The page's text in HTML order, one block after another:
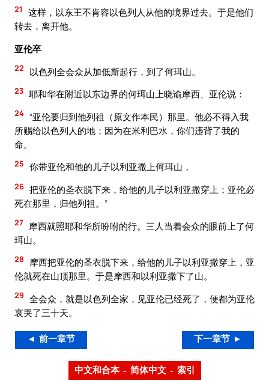
21
这样，以东王不肯容以色列人从他的境界过去。于是他们
转去，离开他。
亚伦卒
22 以色列全会众从加低斯起行，到了何珥山。
23 耶和华在附近以东边界的何珥山上晓谕摩西、亚伦说：
24 “亚伦要归到他列祖（原文作本民）那里。他必不得入我
所赐给以色列人的地；因为在米利巴水，你们违背了我的
命。
25 你带亚伦和他的儿子以利亚撒上何珥山，
26 把亚伦的圣衣脱下来，给他的儿子以利亚撒穿上；亚伦必
死在那里，归他列祖。”
27 摩西就照耶和华所吩咐的行。三人当着会众的眼前上了何
珥山。
28
摩西把亚伦的圣衣脱下来，给他的儿子以利亚撒穿上，亚
伦就死在山顶那里。于是摩西和以利亚撒下了山。
29 全会众，就是以色列全家，见亚伦已经死了，便都为亚伦
哀哭了三十天。
◄ 前一章节 下一章节 ►
中文和合本 – 简体中文 – 索引